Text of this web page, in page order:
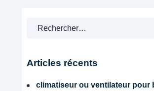
Articles récents
climatiseur ou ventilateur pour